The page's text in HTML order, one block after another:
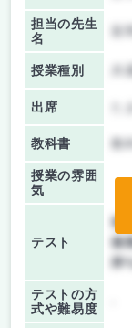
担当の先生
名
授業種別
出席
教科書 教
授業の雰囲
気
テスト
前
後
持
テストの方
式や難易度